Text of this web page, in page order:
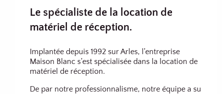
Le spécialiste de la location de
matériel de réception.
Implantée depuis 1992 sur Arles, l’entreprise
Maison Blanc s’est spécialisée dans la location de
matériel de réception.
De par notre professionnalisme, notre équipe a su